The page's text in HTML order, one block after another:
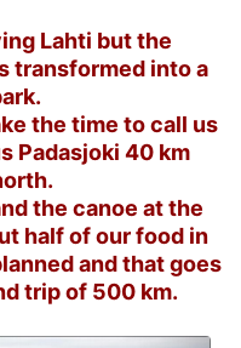
Lahti but the
transformed into a
the time to call us
Padasjoki 40 km
the canoe at the
half of our food in
and that goes
trip of 500 km.